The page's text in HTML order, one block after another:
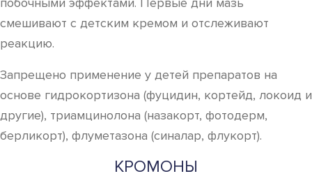
смешивают с детским кремом и отслеживают
реакцию.
Запрещено применение у детей препаратов на
основе гидрокортизона (фуцидин, кортейд, локоид и
другие), триамцинолона (назакорт, фотодерм,
берликорт), флуметазона (синалар, флукорт).
КРОМОНЫ